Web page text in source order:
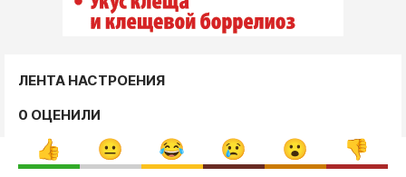
ЛЕНТА НАСТРОЕНИЯ
0 ОЦЕНИЛИ